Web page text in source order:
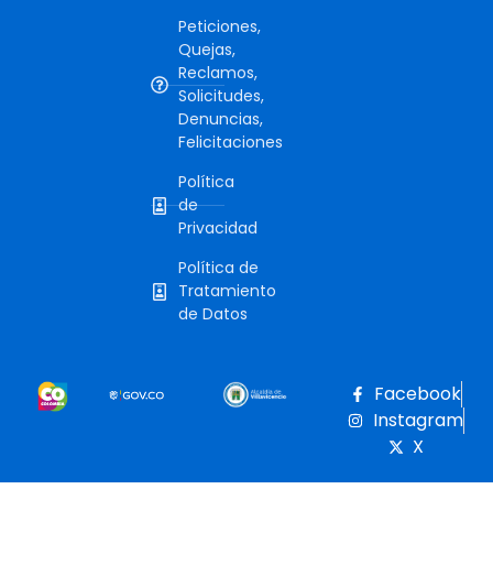
Peticiones,
Quejas,
Reclamos,
Solicitudes,
Denuncias,
Felicitaciones
Política
de
Privacidad
Política de
Tratamiento
de Datos
Facebook
Instagram
X